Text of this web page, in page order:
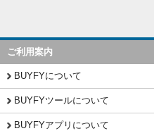
ご利用案内
BUYFYについて
BUYFYツールについて
BUYFYアプリについて